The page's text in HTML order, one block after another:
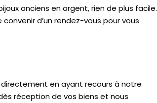
anciens en argent, rien de plus facile.
d’un rendez-vous pour vous
en ayant recours à notre
réception de vos biens et nous